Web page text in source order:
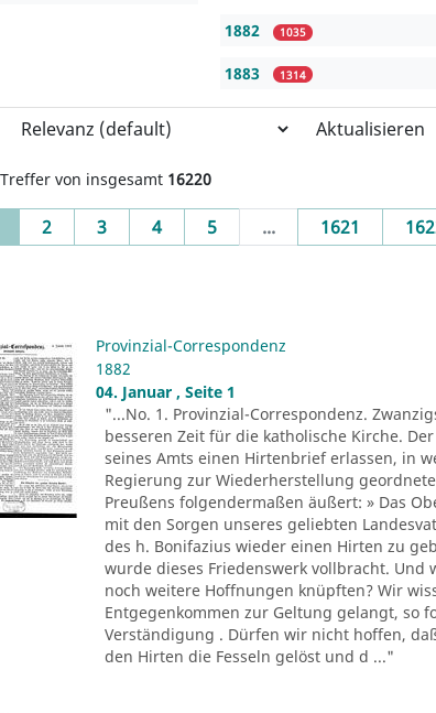
1882 1035
1883 1314
Aktualisieren
Treffer von insgesamt 16220
(current)
2 3 4 5 ... 1621
Provinzial-Correspondenz
1882
04. Januar , Seite 1
"...No. 1. Provinzial-Correspondenz.
besseren Zeit für die katholische Kirche.
seines Amts einen Hirtenbrief erlassen, in
Regierung zur Wiederherstellung
Preußens folgendermaßen äußert: » Das
mit den Sorgen unseres geliebten
des h. Bonifazius wieder einen Hirten zu
wurde dieses Friedenswerk vollbracht.
noch weitere Hoffnungen knüpften? Wir
Entgegenkommen zur Geltung gelangt, so
Verständigung . Dürfen wir nicht hoffen,
den Hirten die Fesseln gelöst und d ..."